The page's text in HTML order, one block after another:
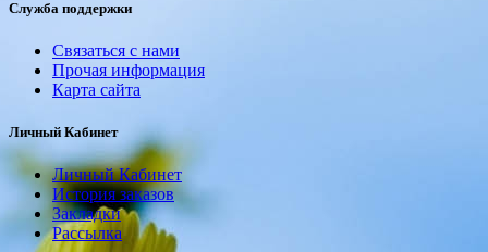
Служба поддержки
Связаться с нами
Прочая информация
Карта сайта
Личный Кабинет
Личный Кабинет
История заказов
Закладки
Рассылка